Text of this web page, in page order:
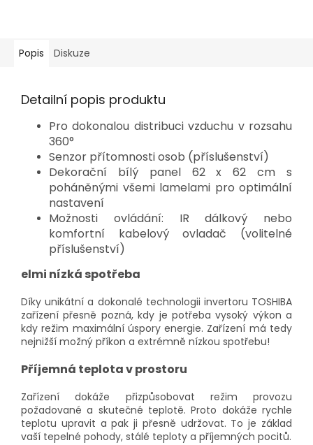
Popis Diskuze
Detailní popis produktu
Pro dokonalou distribuci vzduchu v rozsahu
360°
Senzor přítomnosti osob (příslušenství)
Dekorační bílý panel 62 x 62 cm s
poháněnými všemi lamelami pro optimální
nastavení
Možnosti ovládání: IR dálkový nebo
komfortní kabelový ovladač (volitelné
příslušenství)
elmi nízká spotřeba
Díky unikátní a dokonalé technologii invertoru TOSHIBA
zařízení přesně pozná, kdy je potřeba vysoký výkon a
kdy režim maximální úspory energie. Zařízení má tedy
nejnižší možný příkon a extrémně nízkou spotřebu!
Příjemná teplota v prostoru
Zařízení dokáže přizpůsobovat režim provozu
požadované a skutečné teplotě. Proto dokáže rychle
teplotu upravit a pak ji přesně udržovat. To je základ
vaší tepelné pohody, stálé teploty a příjemných pocitů.